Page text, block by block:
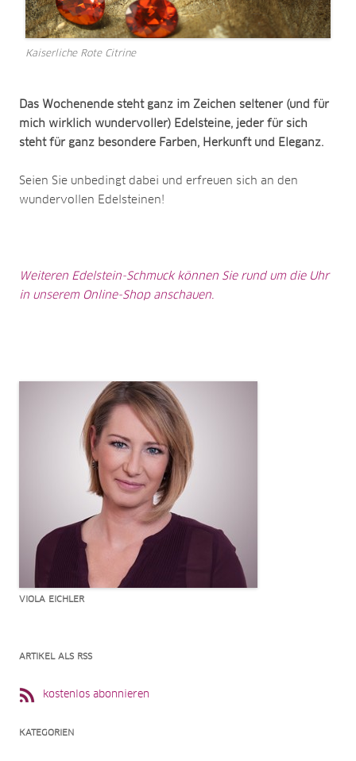
Kaiserliche Rote Citrine
Das Wochenende steht ganz im Zeichen seltener (und für
mich wirklich wundervoller) Edelsteine, jeder für sich
steht für ganz besondere Farben, Herkunft und Eleganz.
Seien Sie unbedingt dabei und erfreuen sich an den
wundervollen Edelsteinen!
Weiteren Edelstein-Schmuck können Sie rund um die Uhr
in unserem Online-Shop anschauen.
VIOLA EICHLER
ARTIKEL ALS RSS
kostenlos abonnieren
KATEGORIEN